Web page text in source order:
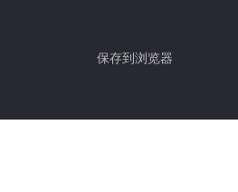
保存到浏览器